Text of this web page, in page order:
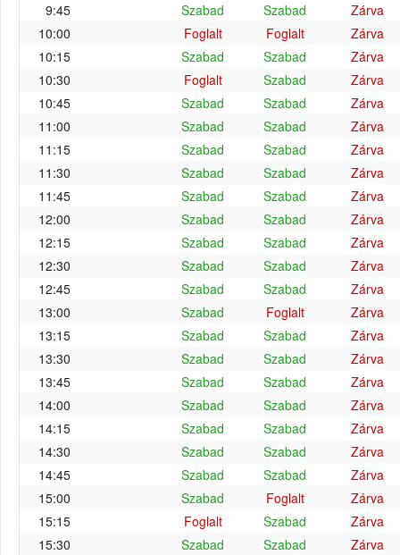
9:45
Szabad Szabad
Zárva
10:00
Foglalt Foglalt
Zárva
10:15
Szabad Szabad
Zárva
10:30
Foglalt Szabad
Zárva
10:45
Szabad Szabad
Zárva
11:00
Szabad Szabad
Zárva
11:15
Szabad Szabad
Zárva
11:30
Szabad Szabad
Zárva
11:45
Szabad Szabad
Zárva
12:00
Szabad Szabad
Zárva
12:15
Szabad Szabad
Zárva
12:30
Szabad Szabad
Zárva
12:45
Szabad Szabad
Zárva
13:00
Szabad Foglalt
Zárva
13:15
Szabad Szabad
Zárva
13:30
Szabad Szabad
Zárva
13:45
Szabad Szabad
Zárva
14:00
Szabad Szabad
Zárva
14:15
Szabad Szabad
Zárva
14:30
Szabad Szabad
Zárva
14:45
Szabad Szabad
Zárva
15:00
Szabad Foglalt
Zárva
15:15
Foglalt Szabad
Zárva
15:30
Szabad Szabad
Zárva